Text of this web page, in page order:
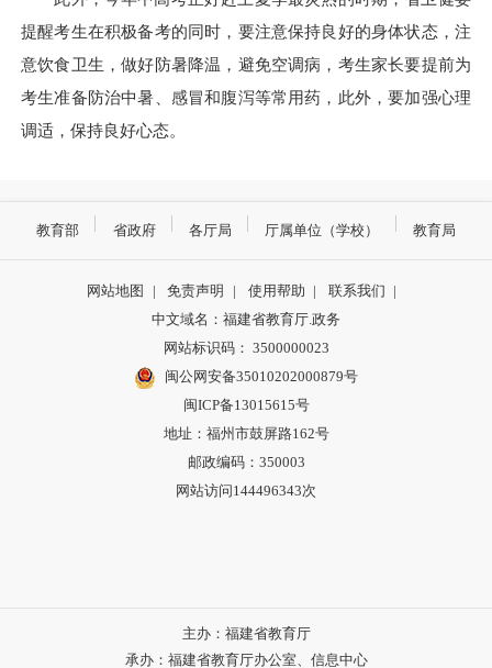
提醒考生在积极备考的同时，要注意保持良好的身体状态，注
意饮食卫生，做好防暑降温，避免空调病，考生家长要提前为
考生准备防治中暑、感冒和腹泻等常用药，此外，要加强心理
调适，保持良好心态。
教育部 省政府 各厅局 厅属单位（学校） 教育局
网站地图 | 免责声明 | 使用帮助 | 联系我们 |
中文域名：福建省教育厅.政务
网站标识码： 3500000023
闽公网安备35010202000879号
闽ICP备13015615号
地址：福州市鼓屏路162号
邮政编码：350003
网站访问144496343次
主办：福建省教育厅
承办：福建省教育厅办公室、信息中心